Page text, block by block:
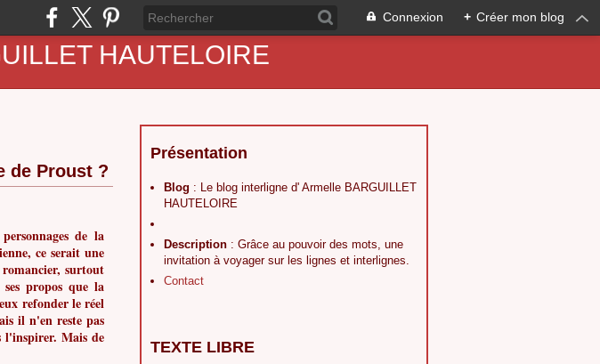
Connexion + Créer mon blog
HAUTELOIRE
de Proust ?
de la
ce serait une
surtout
propos que la
refonder le réel
il n'en reste pas
l'inspirer. Mais de
Présentation
Blog : Le blog interligne d' Armelle BARGUILLET
HAUTELOIRE
Description : Grâce au pouvoir des mots, une
invitation à voyager sur les lignes et interlignes.
Contact
TEXTE LIBRE